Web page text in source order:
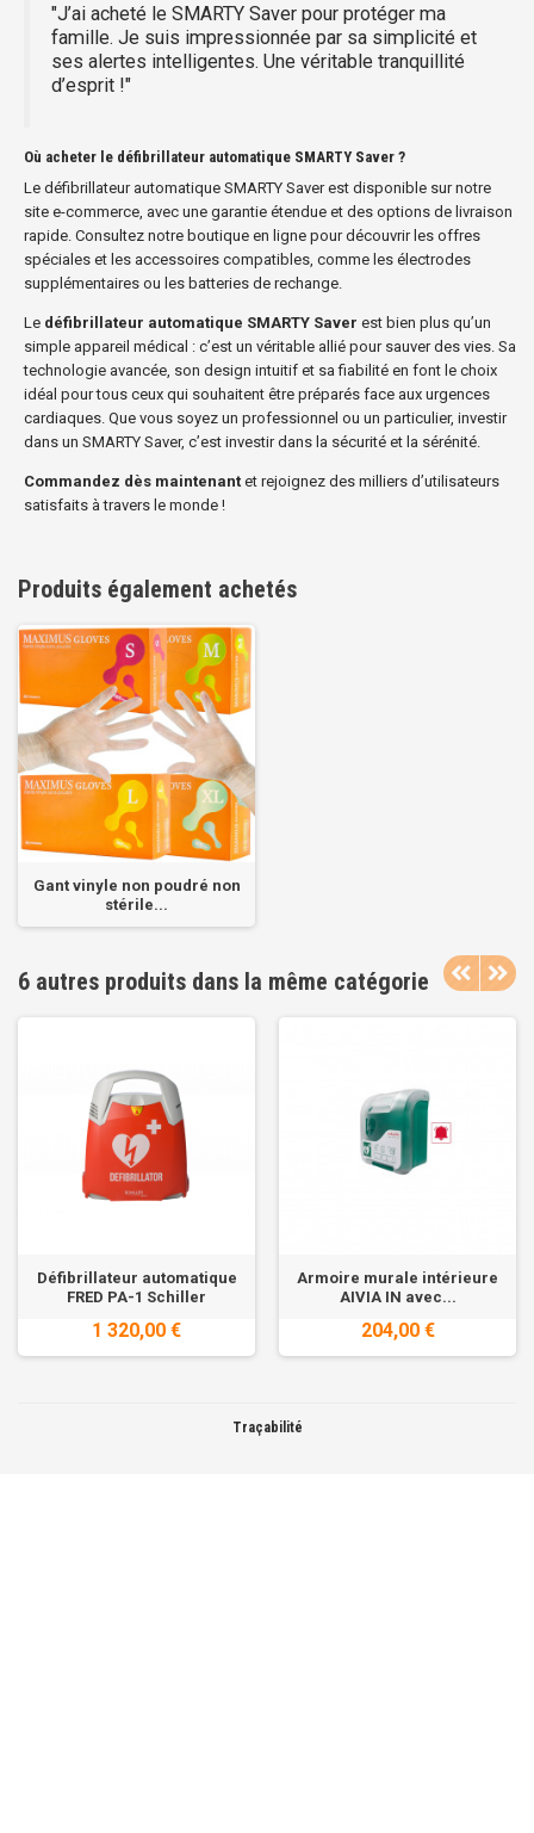
"J’ai acheté le SMARTY Saver pour protéger ma
famille. Je suis impressionnée par sa simplicité et
ses alertes intelligentes. Une véritable tranquillité
d’esprit !"
Où acheter le défibrillateur automatique SMARTY Saver ?
Le défibrillateur automatique SMARTY Saver est disponible sur notre
site e-commerce, avec une garantie étendue et des options de livraison
rapide. Consultez notre boutique en ligne pour découvrir les offres
spéciales et les accessoires compatibles, comme les électrodes
supplémentaires ou les batteries de rechange.
Le défibrillateur automatique SMARTY Saver est bien plus qu’un
simple appareil médical : c’est un véritable allié pour sauver des vies. Sa
technologie avancée, son design intuitif et sa fiabilité en font le choix
idéal pour tous ceux qui souhaitent être préparés face aux urgences
cardiaques. Que vous soyez un professionnel ou un particulier, investir
dans un SMARTY Saver, c’est investir dans la sécurité et la sérénité.
Commandez dès maintenant et rejoignez des milliers d’utilisateurs
satisfaits à travers le monde !
Produits également achetés
Gant vinyle non poudré non
stérile...
6 autres produits dans la même catégorie
Défibrillateur automatique
FRED PA-1 Schiller
1 320,00 €
Armoire murale intérieure
AIVIA IN avec...
204,00 €
Traçabilité